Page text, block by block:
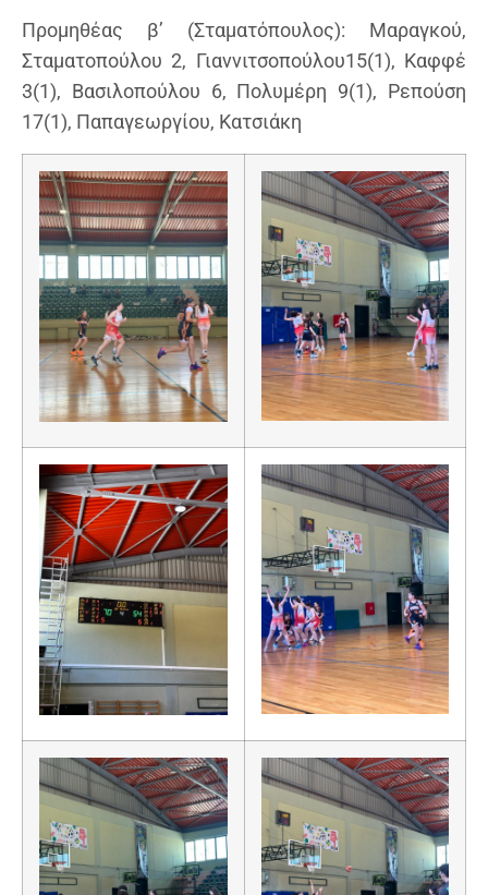
Προμηθέας β’ (Σταματόπουλος): Μαραγκού,
Σταματοπούλου 2, Γιαννιτσοπούλου15(1), Καφφέ
3(1), Βασιλοπούλου 6, Πολυμέρη 9(1), Ρεπούση
17(1), Παπαγεωργίου, Κατσιάκη